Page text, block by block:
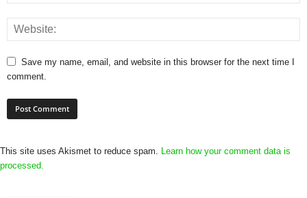
Save my name, email, and website in this browser for the next time I
comment.
This site uses Akismet to reduce spam. Learn how your comment data is
processed.